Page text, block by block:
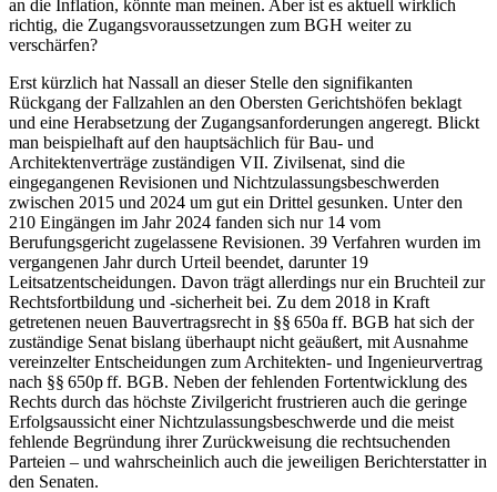
an die Inflation, könnte man meinen. Aber ist es aktuell wirklich
richtig, die Zugangsvoraussetzungen zum BGH weiter zu
verschärfen?
Erst kürzlich hat Nassall an dieser Stelle den signifikanten
Rückgang der Fallzahlen an den Obersten Gerichtshöfen beklagt
und eine Herabsetzung der Zugangsanforderungen angeregt. Blickt
man beispielhaft auf den hauptsächlich für Bau- und
Architektenverträge zuständigen VII. Zivilsenat, sind die
eingegangenen Revisionen und Nichtzulassungsbeschwerden
zwischen 2015 und 2024 um gut ein Drittel gesunken. Unter den
210 Eingängen im Jahr 2024 fanden sich nur 14 vom
Berufungsgericht zugelassene Revisionen. 39 Verfahren wurden im
vergangenen Jahr durch Urteil beendet, darunter 19
Leitsatzentscheidungen. Davon trägt allerdings nur ein Bruchteil zur
Rechtsfortbildung und -sicherheit bei. Zu dem 2018 in Kraft
getretenen neuen Bauvertragsrecht in §§ 650a ff. BGB hat sich der
zuständige Senat bislang überhaupt nicht geäußert, mit Ausnahme
vereinzelter Entscheidungen zum Architekten- und Ingenieurvertrag
nach §§ 650p ff. BGB. Neben der fehlenden Fortentwicklung des
Rechts durch das höchste Zivilgericht frustrieren auch die geringe
Erfolgsaussicht einer Nichtzulassungsbeschwerde und die meist
fehlende Begründung ihrer Zurückweisung die rechtsuchenden
Parteien – und wahrscheinlich auch die jeweiligen Berichterstatter in
den Senaten.